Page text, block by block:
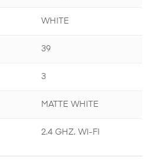
WHITE
39
3
MATTE WHITE
2.4 GHZ. WI-FI